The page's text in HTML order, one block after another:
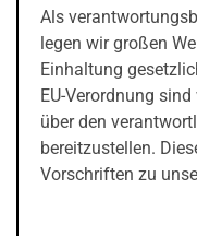
Als
legen wir großen
Einhaltung
EU-Verordnung
über den
bereitzustellen.
Vorschriften zu